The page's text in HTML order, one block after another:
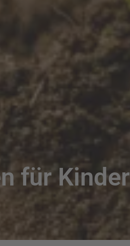
für Kinder